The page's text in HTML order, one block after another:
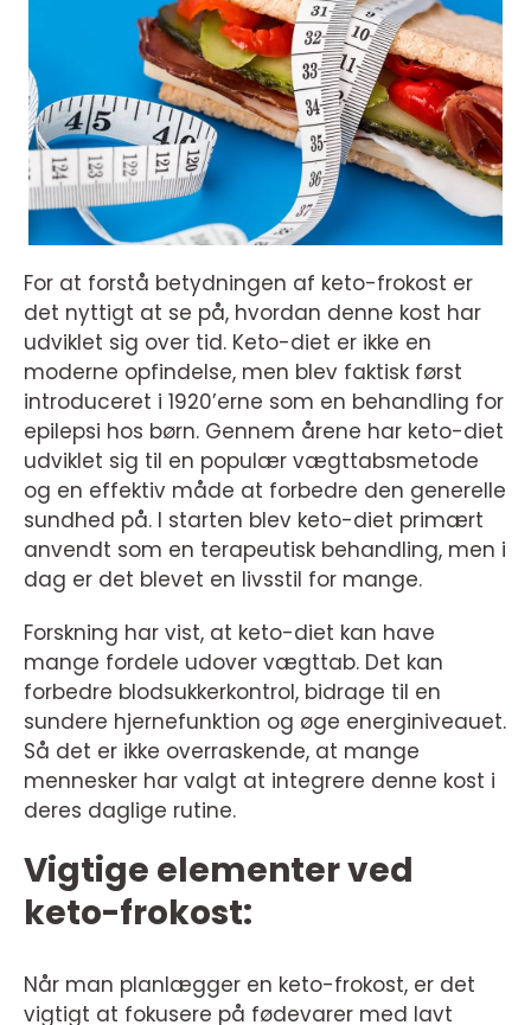
For at forstå betydningen af keto-frokost er
det nyttigt at se på, hvordan denne kost har
udviklet sig over tid. Keto-diet er ikke en
moderne opfindelse, men blev faktisk først
introduceret i 1920’erne som en behandling for
epilepsi hos børn. Gennem årene har keto-diet
udviklet sig til en populær vægttabsmetode
og en effektiv måde at forbedre den generelle
sundhed på. I starten blev keto-diet primært
anvendt som en terapeutisk behandling, men i
dag er det blevet en livsstil for mange.
Forskning har vist, at keto-diet kan have
mange fordele udover vægttab. Det kan
forbedre blodsukkerkontrol, bidrage til en
sundere hjernefunktion og øge energiniveauet.
Så det er ikke overraskende, at mange
mennesker har valgt at integrere denne kost i
deres daglige rutine.
Vigtige elementer ved
keto-frokost:
Når man planlægger en keto-frokost, er det
vigtigt at fokusere på fødevarer med lavt